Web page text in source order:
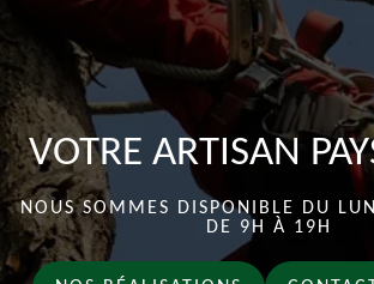
VOTRE ARTISAN
NOUS SOMMES DISPONIBLE DU
DE 9H À 19H